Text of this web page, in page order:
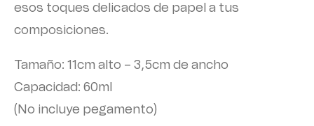
esos toques delicados de papel a tus
composiciones.
Tamaño: 11cm alto – 3,5cm de ancho
Capacidad: 60ml
(No incluye pegamento)